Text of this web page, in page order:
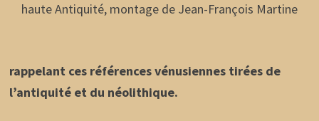
haute Antiquité, montage de Jean-François Martine
rappelant ces références vénusiennes tirées de
l’antiquité et du néolithique.